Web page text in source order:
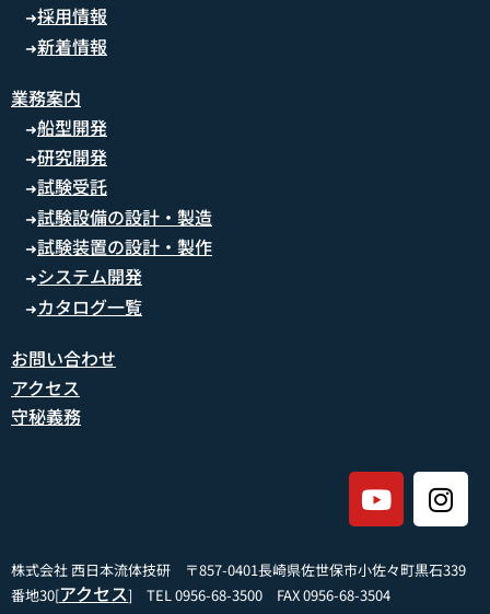
➜採用情報
➜新着情報
業務案内
➜船型開発
➜研究開発
➜試験受託
➜試験設備の設計・製造
➜試験装置の設計・製作
➜システム開発
➜カタログ一覧
お問い合わせ
アクセス
守秘義務
株式会社 西日本流体技研 〒857-0401長崎県佐世保市小佐々町黒石339
番地30[アクセス] TEL 0956-68-3500 FAX 0956-68-3504